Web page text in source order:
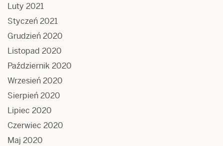
Luty 2021
Styczeń 2021
Grudzień 2020
Listopad 2020
Październik 2020
Wrzesień 2020
Sierpień 2020
Lipiec 2020
Czerwiec 2020
Maj 2020